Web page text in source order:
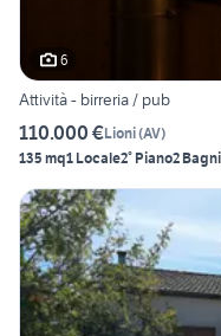
6
Attività - birreria / pub
110.000 €Lioni(AV)
135 mq1 Locale2° Piano2 Bagni